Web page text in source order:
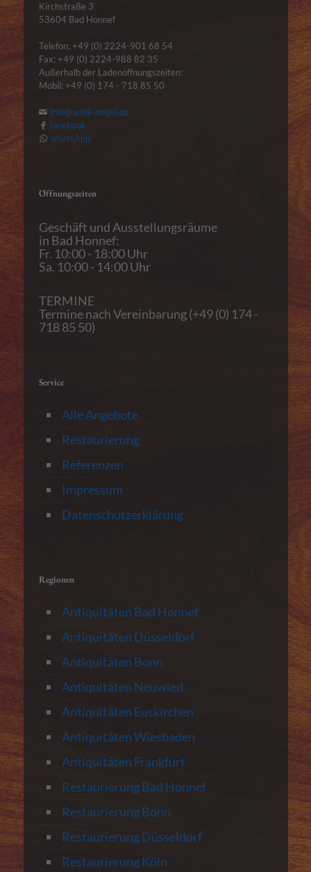
Kirchstraße 3
53604 Bad Honnef
Telefon: +49 (0) 2224-901 68 54
Fax: +49 (0) 2224-988 82 35
Außerhalb der Ladenöffnungszeiten:
Mobil: +49 (0) 174 - 718 85 50
info@antik-nagel.de
facebook
whatsApp
Öffnungszeiten
Geschäft und Ausstellungsräume
in Bad Honnef:
Fr. 10:00 - 18:00 Uhr
Sa. 10:00 - 14:00 Uhr
TERMINE
Termine nach Vereinbarung (+49 (0) 174 -
718 85 50)
Service
Alle Angebote
Restaurierung
Referenzen
Impressum
Datenschutzerklärung
Regionen
Antiquitäten Bad Honnef
Antiquitäten Düsseldorf
Antiquitäten Bonn
Antiquitäten Neuwied
Antiquitäten Euskirchen
Antiquitäten Wiesbaden
Antiquitäten Frankfurt
Restaurierung Bad Honnef
Restaurierung Bonn
Restaurierung Düsseldorf
Restaurierung Köln